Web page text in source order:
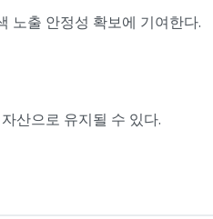
노출 안정성 확보에 기여한다.
산으로 유지될 수 있다.